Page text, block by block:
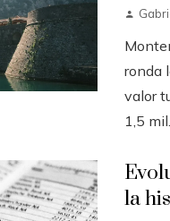
ronda
valor
1,5
la